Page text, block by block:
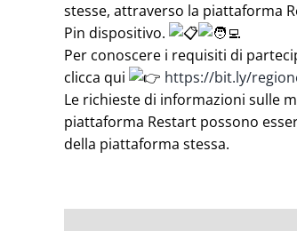
stesse, attraverso la piattaforma
Pin dispositivo.
Per conoscere i requisiti di
clicca qui
https://bit.ly/
Le richieste di informazioni sulle
piattaforma Restart possono
della piattaforma stessa.